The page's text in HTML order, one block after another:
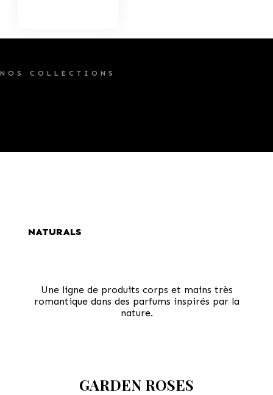
NOS COLLECTIONS
NATURALS
Une ligne de produits corps et mains très
romantique dans des parfums inspirés par la
nature.
GARDEN ROSES